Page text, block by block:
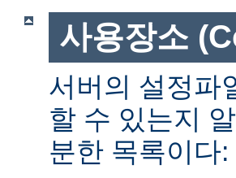
사용장소
서버의 설정파
할 수 있는지
분한 목록이다: